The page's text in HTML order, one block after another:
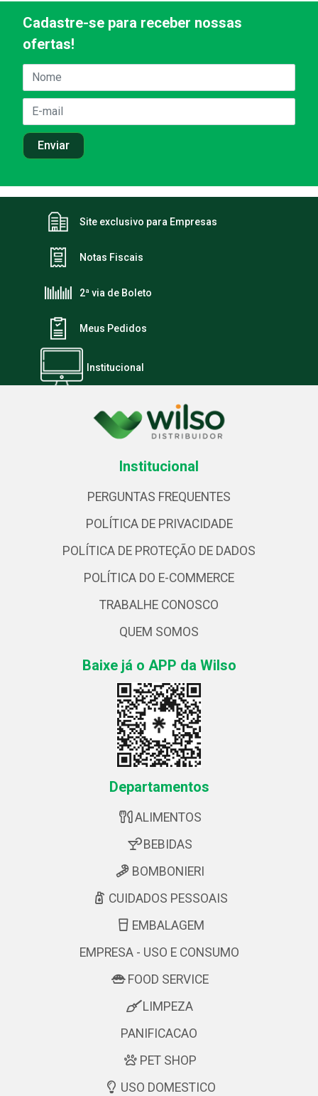
Cadastre-se para receber nossas
ofertas!
Site exclusivo para Empresas
Notas Fiscais
2ª via de Boleto
Meus Pedidos
Institucional
Institucional
PERGUNTAS FREQUENTES
POLÍTICA DE PRIVACIDADE
POLÍTICA DE PROTEÇÃO DE DADOS
POLÍTICA DO E-COMMERCE
TRABALHE CONOSCO
QUEM SOMOS
Baixe já o APP da Wilso
Departamentos
ALIMENTOS
BEBIDAS
BOMBONIERI
CUIDADOS PESSOAIS
EMBALAGEM
EMPRESA - USO E CONSUMO
FOOD SERVICE
LIMPEZA
PANIFICACAO
PET SHOP
USO DOMESTICO